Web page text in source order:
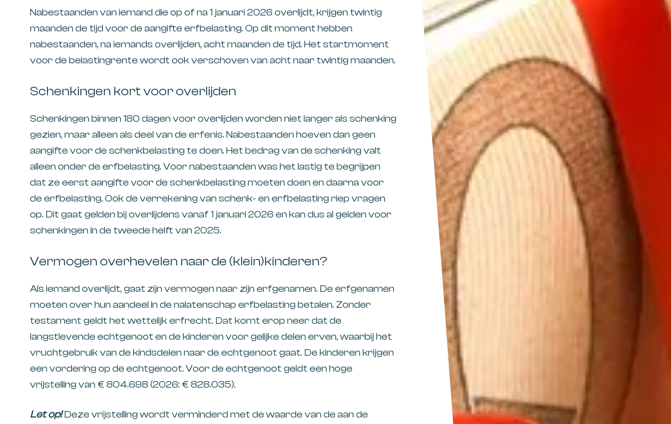
Nabestaanden van iemand die op of na 1 januari 2026 overlijdt, krijgen twintig
maanden de tijd voor de aangifte erfbelasting. Op dit moment hebben
nabestaanden, na iemands overlijden, acht maanden de tijd. Het startmoment
voor de belastingrente wordt ook verschoven van acht naar twintig maanden.
Schenkingen kort voor overlijden
Schenkingen binnen 180 dagen voor overlijden worden niet langer als schenking
gezien, maar alleen als deel van de erfenis. Nabestaanden hoeven dan geen
aangifte voor de schenkbelasting te doen. Het bedrag van de schenking valt
alleen onder de erfbelasting. Voor nabestaanden was het lastig te begrijpen
dat ze eerst aangifte voor de schenkbelasting moeten doen en daarna voor
de erfbelasting. Ook de verrekening van schenk- en erfbelasting riep vragen
op. Dit gaat gelden bij overlijdens vanaf 1 januari 2026 en kan dus al gelden voor
schenkingen in de tweede helft van 2025.
Vermogen overhevelen naar de (klein)kinderen?
Als iemand overlijdt, gaat zijn vermogen naar zijn erfgenamen. De erfgenamen
moeten over hun aandeel in de nalatenschap erfbelasting betalen. Zonder
testament geldt het wettelijk erfrecht. Dat komt erop neer dat de
langstlevende echtgenoot en de kinderen voor gelijke delen erven, waarbij het
vruchtgebruik van de kindsdelen naar de echtgenoot gaat. De kinderen krijgen
een vordering op de echtgenoot. Voor de echtgenoot geldt een hoge
vrijstelling van € 804.698 (2026: € 828.035).
Let op!Deze vrijstelling wordt verminderd met de waarde van de aan de